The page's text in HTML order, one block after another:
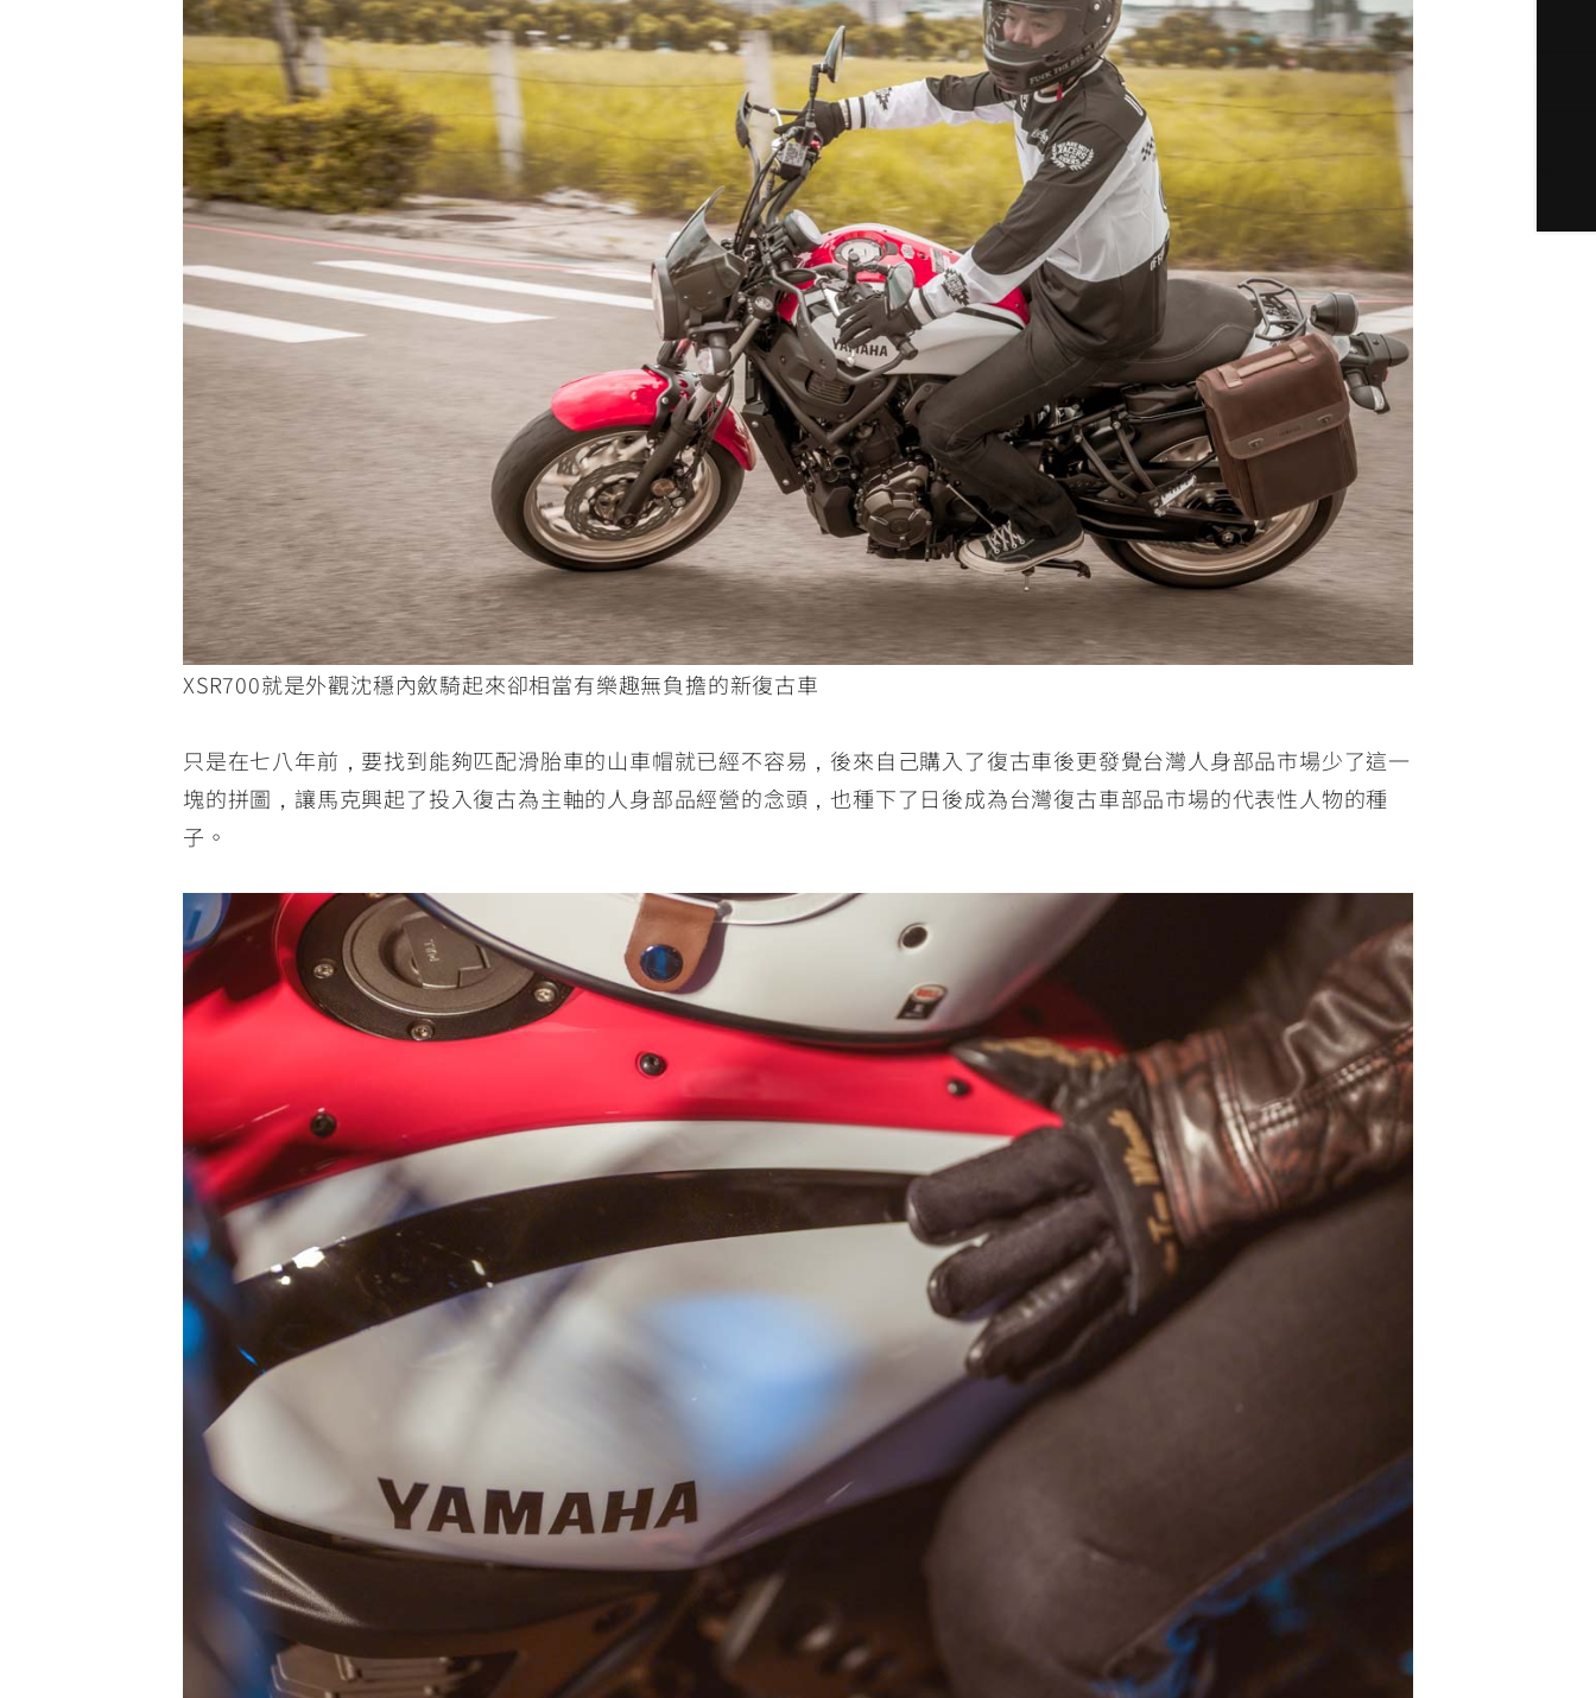
XSR700就是外觀沈穩內斂騎起來卻相當有樂趣無負擔的新復古車
只是在七八年前，要找到能夠匹配滑胎車的山車帽就已經不容易，後來自己購入了復古車後更發覺台灣人身部品市場少了這一
塊的拼圖，讓馬克興起了投入復古為主軸的人身部品經營的念頭，也種下了日後成為台灣復古車部品市場的代表性人物的種
子。